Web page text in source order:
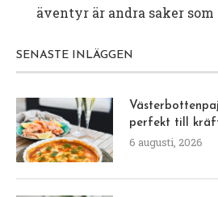
äventyr är andra saker
SENASTE INLÄGGEN
perfekt till
6 augusti, 2026